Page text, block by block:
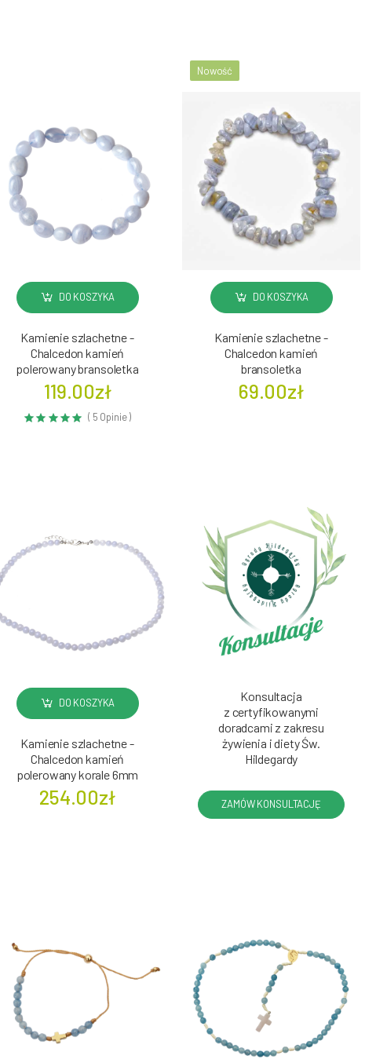
DO KOSZYKA
Kamienie szlachetne -
Chalcedon kamień
polerowany bransoletka
119.00zł
( 5 Opinie )
Nowość
DO KOSZYKA
Kamienie szlachetne -
Chalcedon kamień
bransoletka
69.00zł
DO KOSZYKA
Kamienie szlachetne -
Chalcedon kamień
polerowany korale 6mm
254.00zł
Konsultacja
z certyfikowanymi
doradcami z zakresu
żywienia i diety Św.
Hildegardy
ZAMÓW KONSULTACJĘ